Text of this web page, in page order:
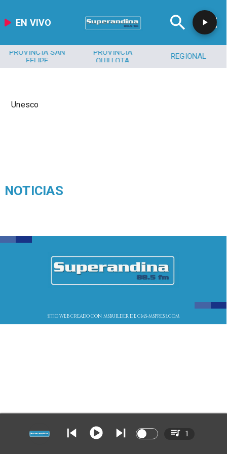
EN VIVO
PROVINCIA SAN
FELIPE
PROVINCIA
QUILLOTA
REGIONAL
Unesco
NOTICIAS
SITIO WEB CREADO CON MSBUILDER DE CMS-MSPRESS.COM
1